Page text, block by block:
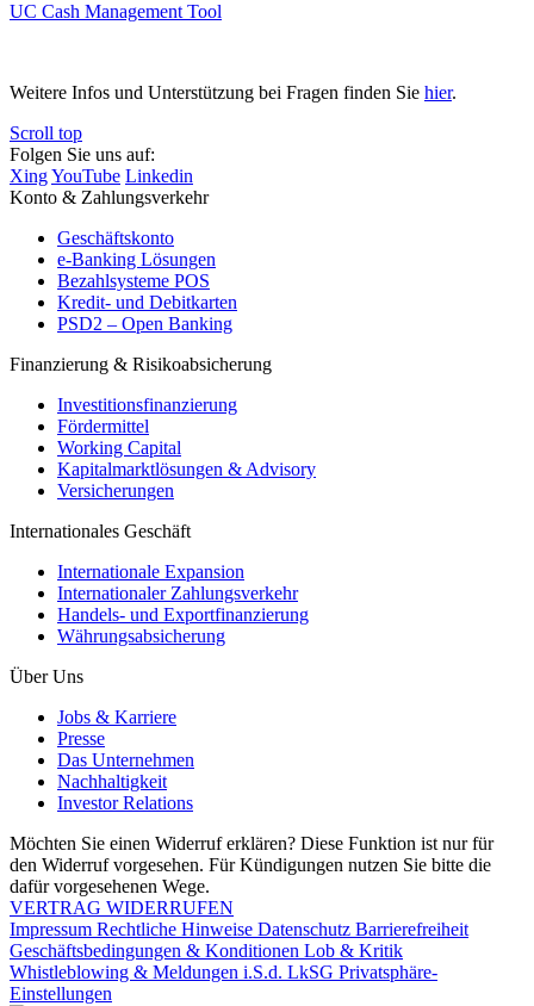
UC Cash Management Tool
Weitere Infos und Unterstützung bei Fragen finden Sie hier.
Scroll top
Folgen Sie uns auf:
XingYouTube Linkedin
Konto & Zahlungsverkehr
Geschäftskonto
e-Banking Lösungen
Bezahlsysteme POS
Kredit- und Debitkarten
PSD2 – Open Banking
Finanzierung & Risikoabsicherung
Investitionsfinanzierung
Fördermittel
Working Capital
Kapitalmarktlösungen & Advisory
Versicherungen
Internationales Geschäft
Internationale Expansion
Internationaler Zahlungsverkehr
Handels- und Exportfinanzierung
Währungsabsicherung
Über Uns
Jobs & Karriere
Presse
Das Unternehmen
Nachhaltigkeit
Investor Relations
Möchten Sie einen Widerruf erklären? Diese Funktion ist nur für
den Widerruf vorgesehen. Für Kündigungen nutzen Sie bitte die
dafür vorgesehenen Wege.
VERTRAG WIDERRUFEN
Impressum Rechtliche Hinweise Datenschutz Barrierefreiheit
Geschäftsbedingungen & Konditionen Lob & Kritik
Whistleblowing & Meldungen i.S.d. LkSG Privatsphäre-
Einstellungen